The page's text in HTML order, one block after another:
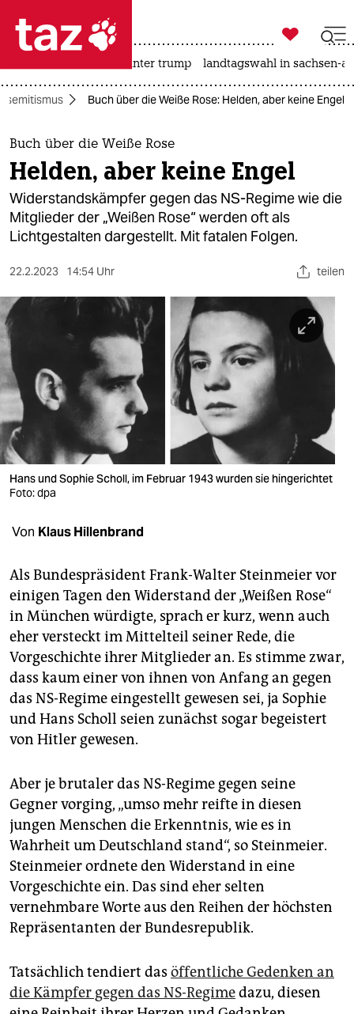
 taz zahl ich
taz zahl ich
themen
politik
öko
gesellschaft
sport
berlin
nord
wahrheit
verlag
verlag
veranstaltungen
fragen & hilfe
unterstützen
abo
genossenschaft
epaper login

taz zahl ich
usa unter trump landtagswahl in sachsen-
Buch über die Weiße Rose: Helden, aber keine Engel
Buch über die Weiße Rose
Helden, aber keine Engel
Widerstandskämpfer gegen das NS-Regime wie die
Mitglieder der „Weißen Rose“ werden oft als
Lichtgestalten dargestellt. Mit fatalen Folgen.
22.2.2023 14:54 Uhr teilen
Hans und Sophie Scholl, im Februar 1943 wurden sie hingerichtet
Foto: dpa
Von Klaus Hillenbrand
Als Bundespräsident Frank-Walter Steinmeier vor
einigen Tagen den Widerstand der „Weißen Rose“
in München würdigte, sprach er kurz, wenn auch
eher versteckt im Mittelteil seiner Rede, die
Vorgeschichte ihrer Mitglieder an. Es stimme zwar,
dass kaum einer von ihnen von Anfang an gegen
das NS-Regime eingestellt gewesen sei, ja Sophie
und Hans Scholl seien zunächst sogar begeistert
von Hitler gewesen.
Aber je brutaler das NS-Regime gegen seine
Gegner vorging, „umso mehr reifte in diesen
jungen Menschen die Erkenntnis, wie es in
Wahrheit um Deutschland stand“, so Steinmeier.
Steinmeier ordnete den Widerstand in eine
Vorgeschichte ein. Das sind eher selten
vernehmbare Worte aus den Reihen der höchsten
Repräsentanten der Bundesrepublik.
Tatsächlich tendiert das öffentliche Gedenken an
die Kämpfer gegen das NS-Regimedazu, diesen